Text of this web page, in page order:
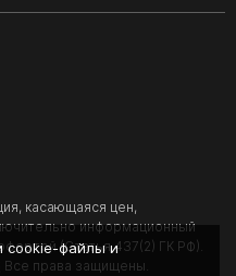
касающаяся цен,
информационный
(Статья 437(2) ГК РФ).
права защищены.
cookie-файлы и